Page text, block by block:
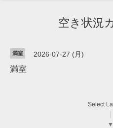
空き状況
満室 2026-07-27 (月)
満室
Select
▼